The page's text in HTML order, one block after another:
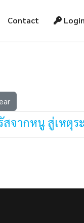
Contact Login
สจากหนู สู่เหตุ